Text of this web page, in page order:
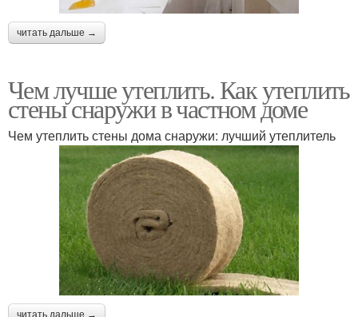
читать дальше →
Чем лучше утеплить. Как утеплить
стены снаружи в частном доме
Чем утеплить стены дома снаружи: лучший утеплитель
читать дальше →